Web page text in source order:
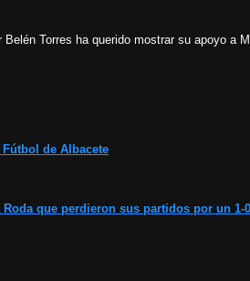
Belén Torres ha querido mostrar su apoyo
Fútbol de Albacete
que perdieron sus partidos por un 1-0